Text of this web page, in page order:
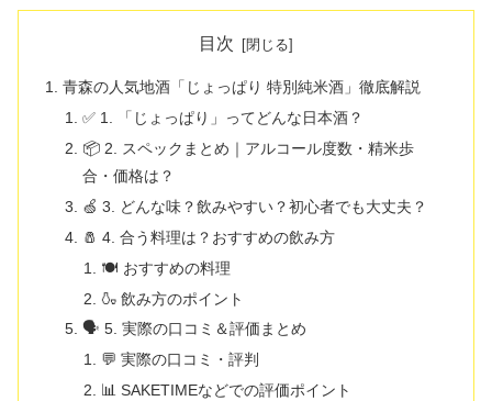
目次
青森の人気地酒「じょっぱり 特別純米酒」徹底解説
✅ 1. 「じょっぱり」ってどんな日本酒？
📦 2. スペックまとめ｜アルコール度数・精米歩
合・価格は？
🍏 3. どんな味？飲みやすい？初心者でも大丈夫？
🧂 4. 合う料理は？おすすめの飲み方
🍽️ おすすめの料理
🍶 飲み方のポイント
🗣️ 5. 実際の口コミ＆評価まとめ
💬 実際の口コミ・評判
📊 SAKETIMEなどでの評価ポイント